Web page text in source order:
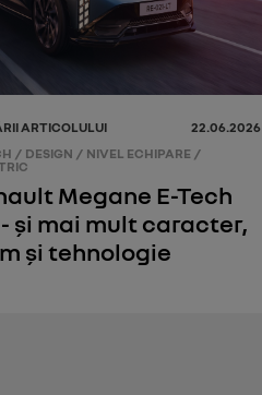
ARTICOLULUI
22.06.2026
/ DESIGN / NIVEL ECHIPARE /
Megane E-Tech
și mai mult caracter,
și tehnologie